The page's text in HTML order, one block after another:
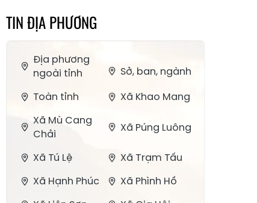
TIN ĐỊA PHƯƠNG
Địa phương
ngoài tỉnh
Sở, ban, ngành
Toàn tỉnh
Xã Khao Mang
Xã Mù Cang
Chải
Xã Púng Luông
Xã Tú Lệ
Xã Trạm Tấu
Xã Hạnh Phúc
Xã Phình Hồ